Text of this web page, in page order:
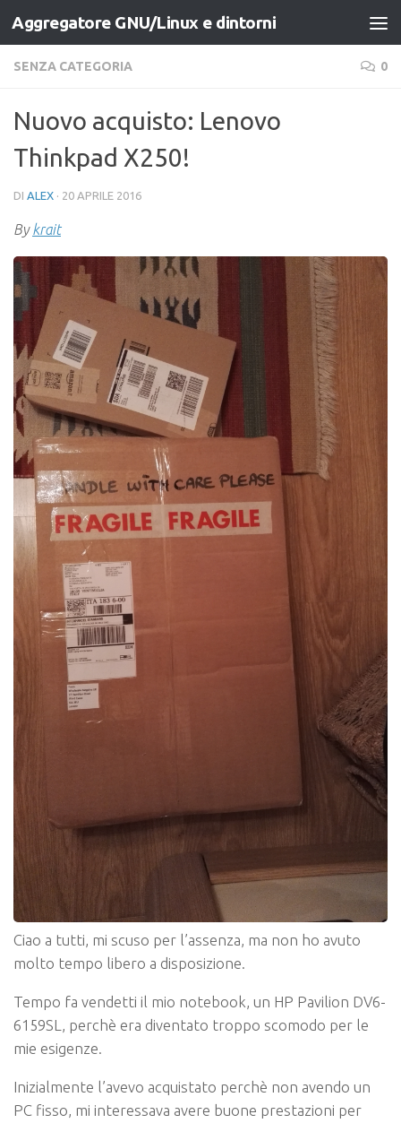
Salta al contenuto
Aggregatore GNU/Linux e dintorni
SENZA CATEGORIA 0
Nuovo acquisto: Lenovo
Thinkpad X250!
DI ALEX · 20 APRILE 2016
Bykrait
Ciao a tutti, mi scuso per l’assenza, ma non ho avuto
molto tempo libero a disposizione.
Tempo fa vendetti il mio notebook, un HP Pavilion DV6-
6159SL, perchè era diventato troppo scomodo per le
mie esigenze.
Inizialmente l’avevo acquistato perchè non avendo un
PC fisso, mi interessava avere buone prestazioni per